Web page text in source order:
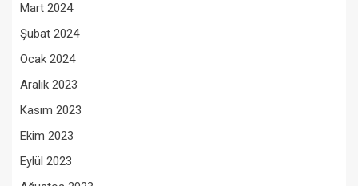
Mart 2024
Şubat 2024
Ocak 2024
Aralık 2023
Kasım 2023
Ekim 2023
Eylül 2023